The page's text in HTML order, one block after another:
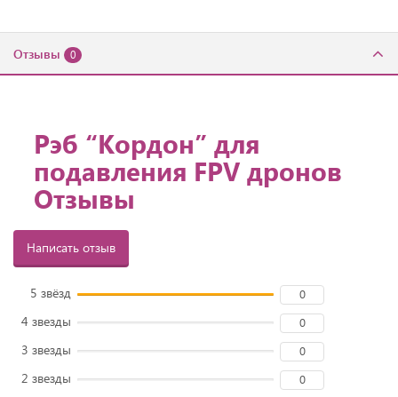
Отзывы 0
Рэб “Кордон” для
подавления FPV дронов
Отзывы
Написать отзыв
5 звёзд 0
4 звезды 0
3 звезды 0
2 звезды 0